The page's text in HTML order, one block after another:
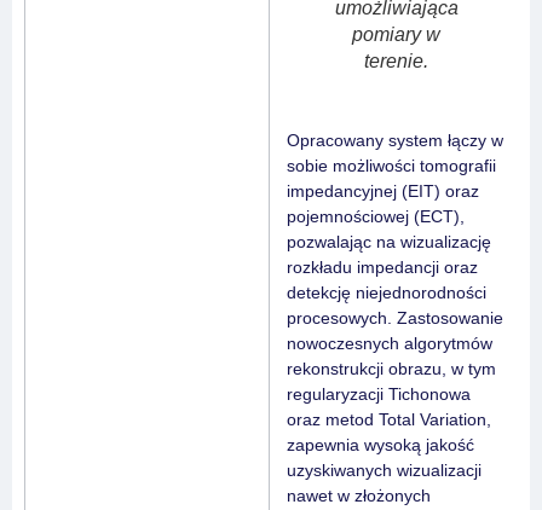
umożliwiająca
pomiary w
terenie.
Opracowany system łączy w
sobie możliwości tomografii
impedancyjnej (EIT) oraz
pojemnościowej (ECT),
pozwalając na wizualizację
rozkładu impedancji oraz
detekcję niejednorodności
procesowych. Zastosowanie
nowoczesnych algorytmów
rekonstrukcji obrazu, w tym
regularyzacji Tichonowa
oraz metod Total Variation,
zapewnia wysoką jakość
uzyskiwanych wizualizacji
nawet w złożonych